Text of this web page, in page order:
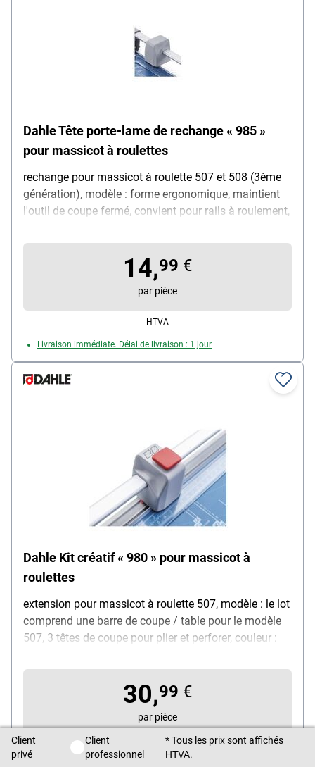
Dahle Tête porte-lame de rechange « 985 »
pour massicot à roulettes
rechange pour massicot à roulette 507 et 508 (3ème
génération), modèle : forme ergonomique, maintient
l'outil de coupe fermé, convient pour rails à roulement,
14,99 €
par pièce
HTVA
Livraison immédiate. Délai de livraison : 1 jour
Dahle Kit créatif « 980 » pour massicot à
roulettes
extension pour massicot à roulette 507, modèle : le lot
comprend une barre de coupe / table pour le modèle
507, 3 têtes de coupe pour plier et perforer, couleur :
30,99 €
par pièce
Client
privé
Client privé / Client professionnel
Client
professionnel
* Tous les prix sont affichés
HTVA.